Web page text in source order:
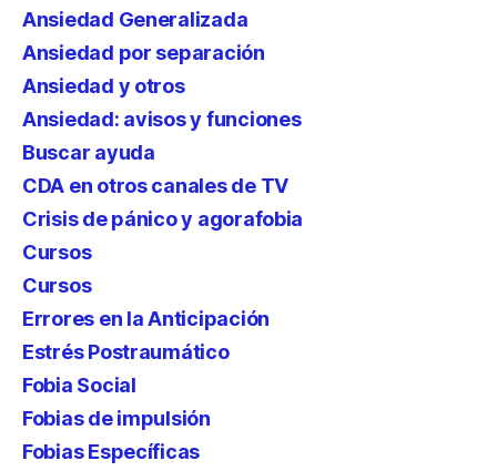
Ansiedad Generalizada
Ansiedad por separación
Ansiedad y otros
Ansiedad: avisos y funciones
Buscar ayuda
CDA en otros canales de TV
Crisis de pánico y agorafobia
Cursos
Cursos
Errores en la Anticipación
Estrés Postraumático
Fobia Social
Fobias de impulsión
Fobias Específicas